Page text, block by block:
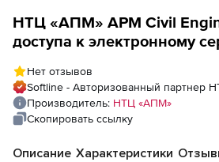
НТЦ «АПМ» APM Civil
доступа к электронному
за 1 услугу
Нет отзывов
Softline - Авторизованный партнер
Производитель: НТЦ «АПМ»
Скопировать ссылку
Описание Характеристики